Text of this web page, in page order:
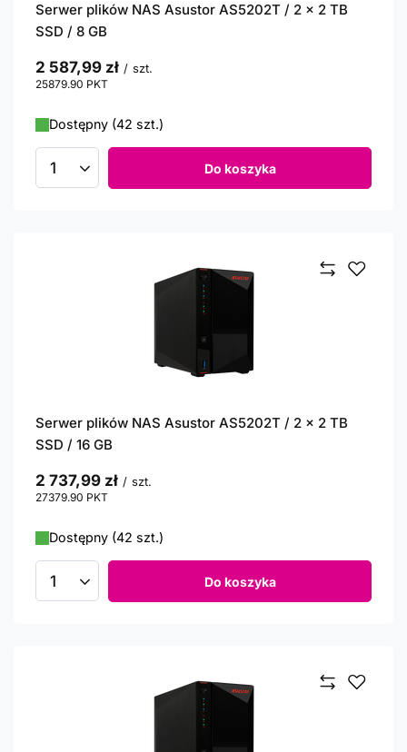
Serwer plików NAS Asustor AS5202T / 2 x 2 TB
SSD / 8 GB
2 587,99 zł / szt.
25879.90 PKT
Dostępny (42 szt.)
Ilość produktów Do koszyka
Serwer plików NAS Asustor AS5202T / 2 x 2 TB
SSD / 16 GB
2 737,99 zł / szt.
27379.90 PKT
Dostępny (42 szt.)
Ilość produktów Do koszyka